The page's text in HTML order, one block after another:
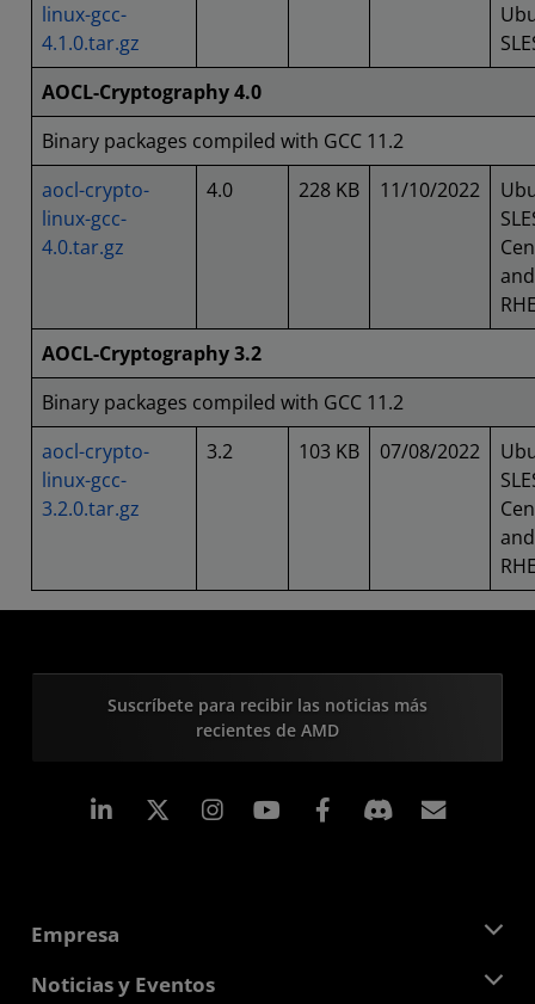
linux-gcc-
4.1.0.tar.gz
AOCL-Cryptography 4.0
Binary packages compiled with GCC 11.2
aocl-crypto-
linux-gcc-
4.0.tar.gz
4.0 228 KB 11/10/2022
and
AOCL-Cryptography 3.2
Binary packages compiled with GCC 11.2
aocl-crypto-
linux-gcc-
3.2.0.tar.gz
3.2 103 KB 07/08/2022
and
Suscríbete para recibir las noticias más
recientes de AMD
LinkedIn Instagram Facebook
Empresa
Acerca de AMD
Noticias y Eventos